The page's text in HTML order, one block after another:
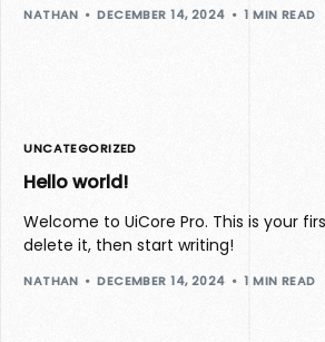
NATHAN DECEMBER 14, 2024 1 MIN READ
UNCATEGORIZED
Hello world!
Welcome to UiCore Pro. This is your
delete it, then start writing!
NATHAN DECEMBER 14, 2024 1 MIN READ